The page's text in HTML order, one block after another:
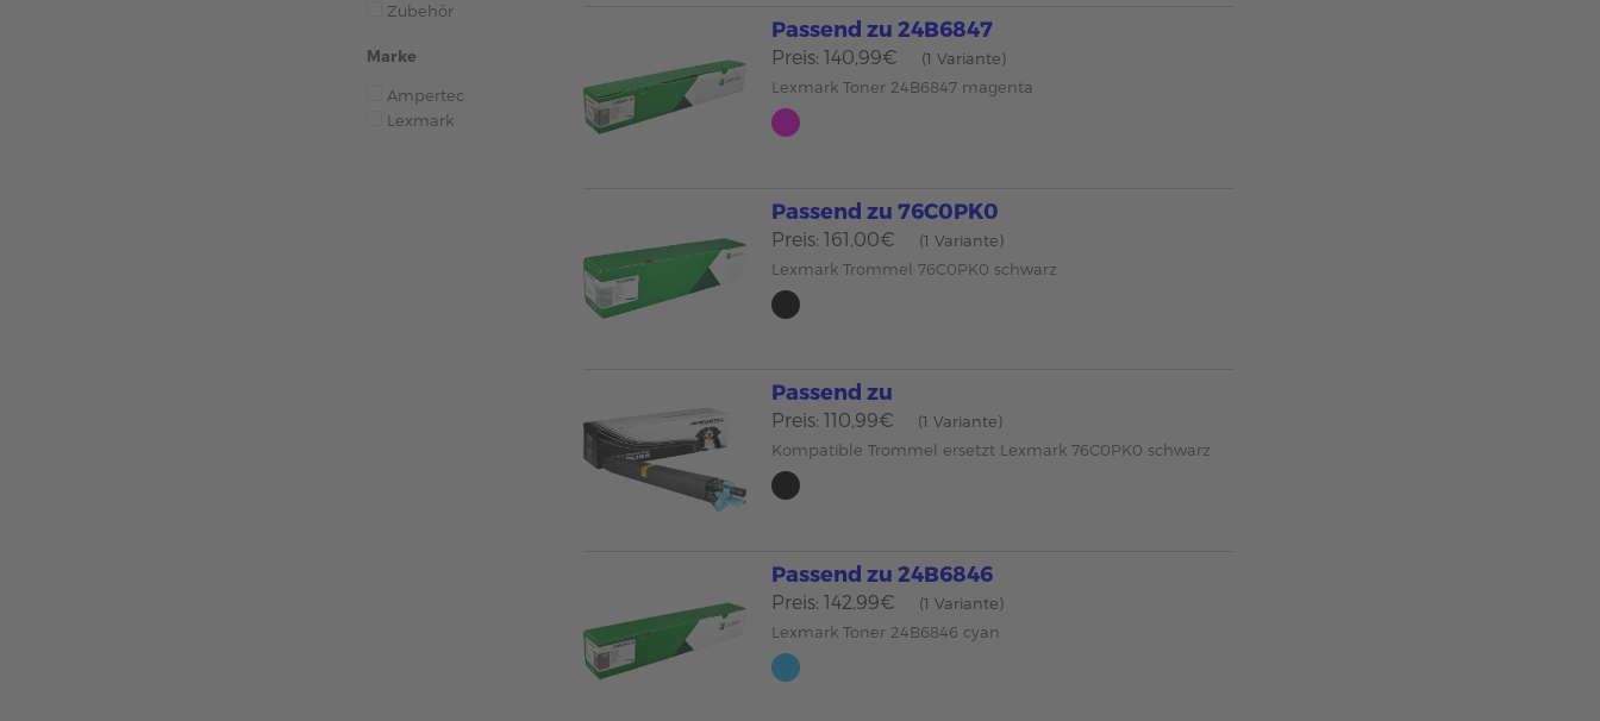
Zubehör
Marke
Ampertec
Lexmark
Passend zu 24B6847
Preis: 140,99€
(1 Variante)
Lexmark Toner 24B6847 magenta
Passend zu 76C0PK0
Preis: 161,00€
(1 Variante)
Lexmark Trommel 76C0PK0 schwarz
Passend zu
Preis: 110,99€
(1 Variante)
Kompatible Trommel ersetzt Lexmark 76C0PK0 schwarz
Passend zu 24B6846
Preis: 142,99€
(1 Variante)
Lexmark Toner 24B6846 cyan